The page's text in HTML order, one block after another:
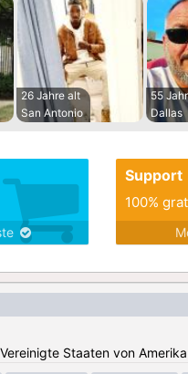
26 Jahre alt
San Antonio
55
Dallas
Support
100%
Staaten von Amerika